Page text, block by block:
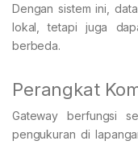
Dengan sistem ini,
lokal, tetapi juga
berbeda.
Perangkat
Gateway berfungsi
pengukuran di